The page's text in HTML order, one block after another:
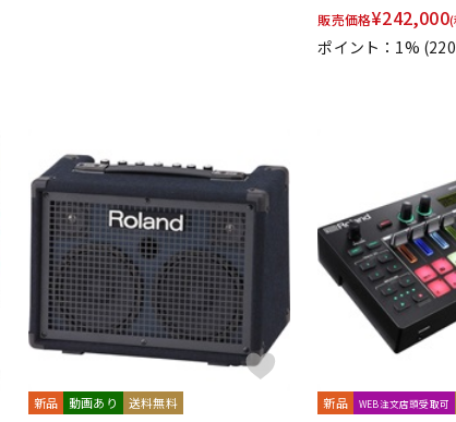
販売価格¥242,000(
ポイント：1%
新品 動画あり 送料無料 新品 WEB注文店頭受取可